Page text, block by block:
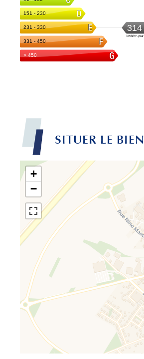
SITUER LE BIEN
+
−